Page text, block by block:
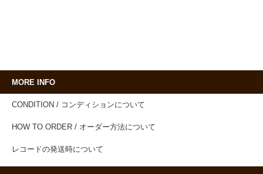
MORE INFO
CONDITION / コンディションについて
HOW TO ORDER / オーダー方法について
レコードの発送時について